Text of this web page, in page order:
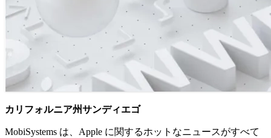
カリフォルニア州サンディエゴ
MobiSystems は、Apple に関するホットなニュースがすべて